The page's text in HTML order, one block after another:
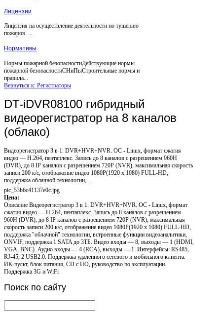
Лицензии
Лицензия на осуществление деятельности по тушению
пожаров ...
Нормативы
Нормы пожарной безопасностиДействующие нормы
пожарной безопасностиСНиПыСтроительные нормы и
правила...
Вернуться к: Регистраторы
DT-iDVR08100 гибридный
видеорегистратор на 8 каналов
(облако)
Видеорегистратор 3 в 1: DVR+HVR+NVR. ОС - Linux, формат сжатия
видео — H.264, пентаплекс. Запись до 8 каналов с разрешением 960H
(DVR), до 8 IP каналов с разрешением 720P (NVR), максимальная скорость
записи 200 к/c, отображение видео 1080P(1920 x 1080) FULL-HD,
поддержка облачной технологии, ...
pic_53b6c41137e0c.jpg
Цена:
Описание Видеорегистратор 3 в 1: DVR+HVR+NVR. ОС - Linux, формат
сжатия видео — H.264, пентаплекс. Запись до 8 каналов с разрешением
960H (DVR), до 8 IP каналов с разрешением 720P (NVR), максимальная
скорость записи 200 к/c, отображение видео 1080P(1920 x 1080) FULL-HD,
поддержка "облачной" технологии, встроенные функции видеоаналитики,
ONVIF, поддержка 1 SATA до 3ТБ. Видео входы — 8, выходы — 1 (HDMI,
VGA, BNC). Аудио входы — 4 (RCA), выходы — 1. Интерфейсы: RS485,
RJ-45, 2 USB2.0. Поддержка удаленного сетевого и мобильного клиента.
ИК-пульт, блок питания, CD с ПО, руководство по эксплуатации.
Поддержка 3G и WiFi
Поиск по сайту